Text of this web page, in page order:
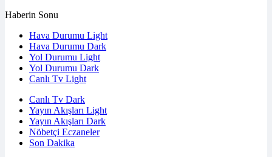
Haberin Sonu
Hava Durumu Light
Hava Durumu Dark
Yol Durumu Light
Yol Durumu Dark
Canlı Tv Light
Canlı Tv Dark
Yayın Akışları Light
Yayın Akışları Dark
Nöbetçi Eczaneler
Son Dakika